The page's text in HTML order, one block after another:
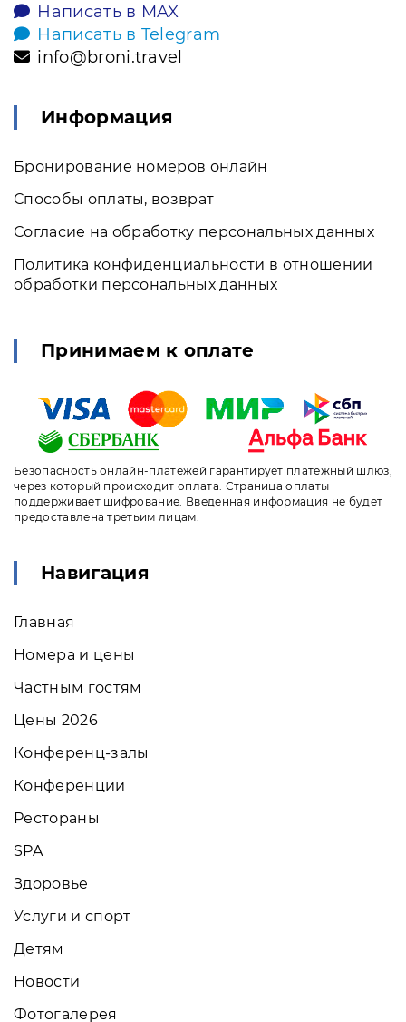
Написать в MAX
Написать в Telegram
info@broni.travel
Информация
Бронирование номеров онлайн
Способы оплаты, возврат
Согласие на обработку персональных данных
Политика конфиденциальности в отношении
обработки персональных данных
Принимаем к оплате
Безопасность онлайн-платежей гарантирует платёжный шлюз,
через который происходит оплата. Страница оплаты
поддерживает шифрование. Введенная информация не будет
предоставлена третьим лицам.
Навигация
Главная
Номера и цены
Частным гостям
Цены 2026
Конференц-залы
Конференции
Рестораны
SPA
Здоровье
Услуги и спорт
Детям
Новости
Фотогалерея